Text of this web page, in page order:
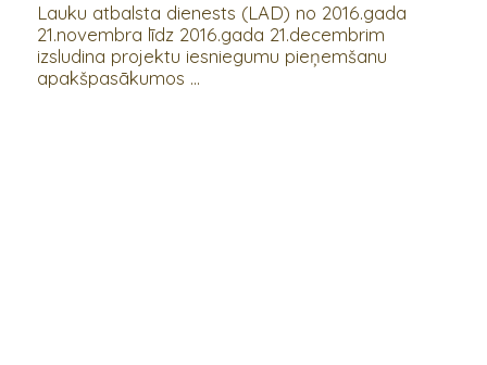
Lauku atbalsta dienests (LAD) no 2016.gada
21.novembra līdz 2016.gada 21.decembrim
izsludina projektu iesniegumu pieņemšanu
apakšpasākumos ...